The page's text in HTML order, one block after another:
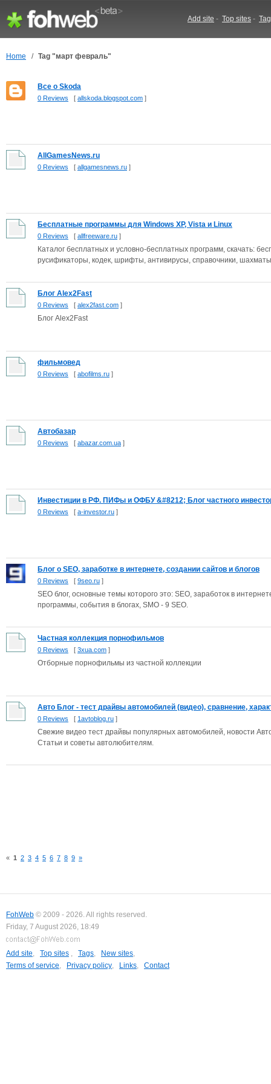
Add site - Top sites -
Home / Tag "март февраль"
Все о Skoda
0 Reviews [ allskoda.blogspot.com ]
AllGamesNews.ru
0 Reviews [ allgamesnews.ru ]
Бесплатные программы для Windows XP, Vista и Linux
0 Reviews [ allfreeware.ru ]
Каталог бесплатных и условно-бесплатных программ, скачать:
русификаторы, кодек, шрифты, антивирусы, справочники,
Блог Alex2Fast
0 Reviews [ alex2fast.com ]
Блог Alex2Fast
фильмовед
0 Reviews [ abofilms.ru ]
Автобазар
0 Reviews [ abazar.com.ua ]
Инвестиции в РФ. ПИФы и ОФБУ &#8212; Блог частного
0 Reviews [ a-investor.ru ]
Блог о SEO, заработке в интернете, создании сайтов и блогов
0 Reviews [ 9seo.ru ]
SEO блог, основные темы которого это: SEO, заработок в
программы, события в блогах, SMO - 9 SEO.
Частная коллекция порнофильмов
0 Reviews [ 3xua.com ]
Отборные порнофильмы из частной коллекции
Авто Блог - тест драйвы автомобилей (видео), сравнение,
0 Reviews [ 1avtoblog.ru ]
Свежие видео тест драйвы популярных автомобилей, новости
Статьи и советы автолюбителям.
« 1 2 3 4 5 6 7 8 9 »
FohWeb © 2009 - 2026. All rights reserved.
Friday, 7 August 2026, 18:49
Add site, Top sites , Tags, New sites,
Terms of service, Privacy policy, Links, Contact